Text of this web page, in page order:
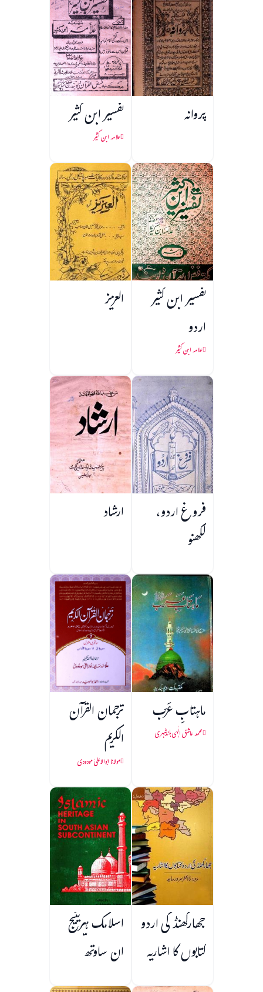
پروانہ تفسیر ابن کثیر
علامہ ابن کثیر
تفسیر ابن کثیر
اردو
علامہ ابن کثیر
العزیز
فروغ اردو،
لکھنو
ارشاد
ماہتابِ عَرَب
محمد عاشق الٰہی بلندشہری
ترجمان القرآن
الکریم
مولانا ابوالاعلیٰ مودودی
جھارکھنڈ کی اردو
کتابوں کا اشاریہ
اسلامک ہیریٹیج
ان ساوتھ
ایشین سب